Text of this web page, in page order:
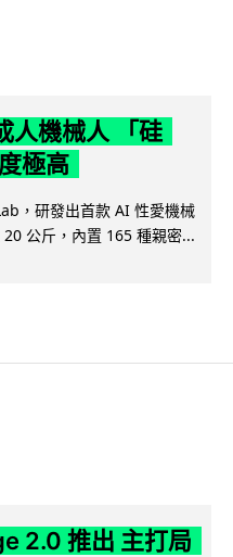
人機械人 「硅
極高
，研發出首款 AI 性愛機械
公斤，內置 165 種親密...
2.0 推出 主打局